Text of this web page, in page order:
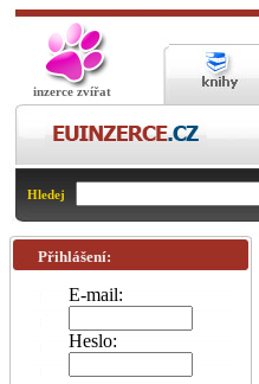
inzerce zvířat
Hledej
Přihlášení:
E-mail:
Heslo: